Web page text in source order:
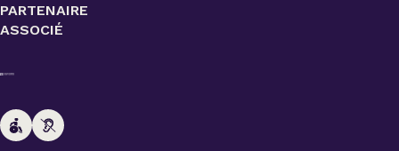
PARTENAIRE
ASSOCIÉ